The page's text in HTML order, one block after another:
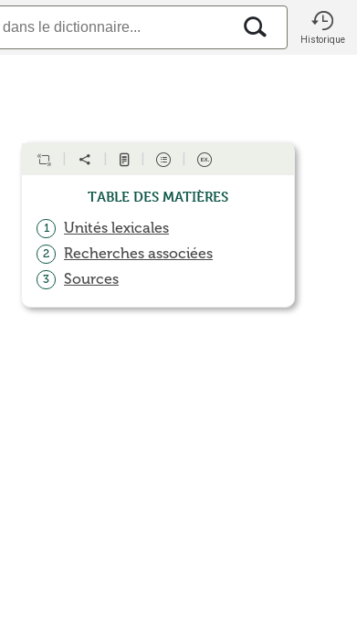
Historique
Table des matières
1 Unités lexicales
2 Recherches associées
3 Sources